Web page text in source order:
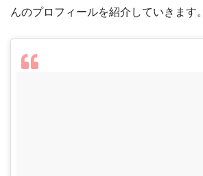
んのプロフィールを紹介していきます。